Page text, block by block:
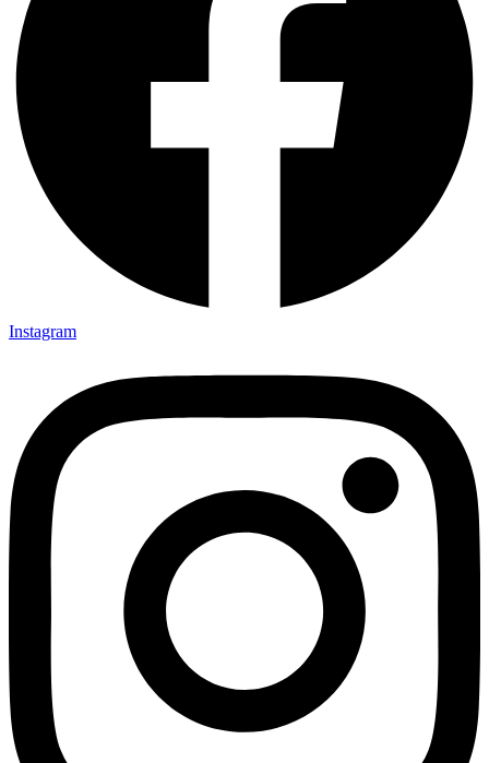
Instagram